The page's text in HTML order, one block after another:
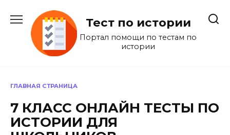
содержанию
Тест по истории
Портал помощи по тестам по
истории
ГЛАВНАЯ СТРАНИЦА
7 КЛАСС ОНЛАЙН ТЕСТЫ ПО
ИСТОРИИ ДЛЯ